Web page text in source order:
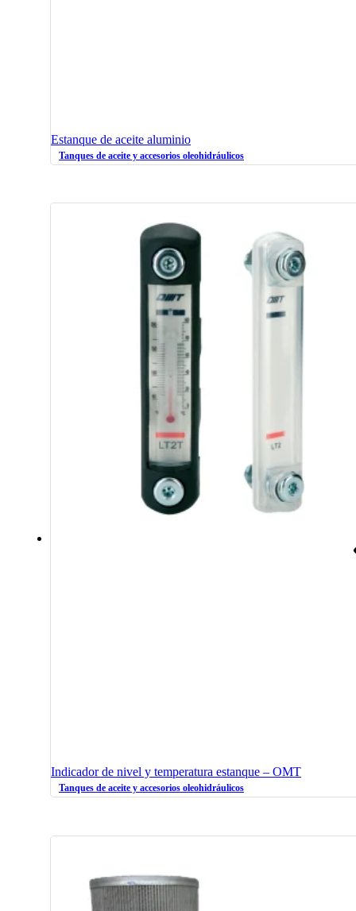
Estanque de aceite aluminio
Tanques de aceite y accesorios oleohidráulicos
Indicador de nivel y temperatura estanque – OMT
Tanques de aceite y accesorios oleohidráulicos